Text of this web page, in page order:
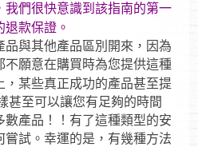
我們很快意識到該指南的第一
款保證。
與其他產品區別開來，因為
不願意在購買時為您提供這種
某些真正成功的產品甚至提
甚至可以讓您有足夠的時間
產品！！有了這種類型的安
試。幸運的是，有幾種方法